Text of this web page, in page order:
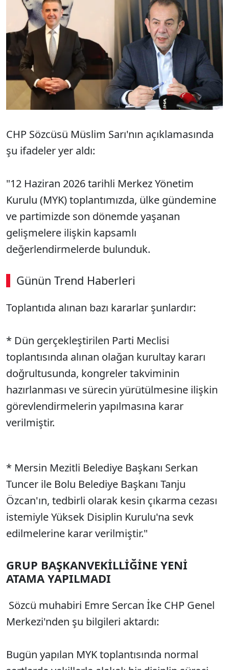
CHP Sözcüsü Müslim Sarı'nın açıklamasında
şu ifadeler yer aldı:
"12 Haziran 2026 tarihli Merkez Yönetim
Kurulu (MYK) toplantımızda, ülke gündemine
ve partimizde son dönemde yaşanan
gelişmelere ilişkin kapsamlı
değerlendirmelerde bulunduk.
Günün Trend Haberleri
Toplantıda alınan bazı kararlar şunlardır:
* Dün gerçekleştirilen Parti Meclisi
toplantısında alınan olağan kurultay kararı
doğrultusunda, kongreler takviminin
hazırlanması ve sürecin yürütülmesine ilişkin
görevlendirmelerin yapılmasına karar
verilmiştir.
* Mersin Mezitli Belediye Başkanı Serkan
Tuncer ile Bolu Belediye Başkanı Tanju
Özcan'ın, tedbirli olarak kesin çıkarma cezası
istemiyle Yüksek Disiplin Kurulu'na sevk
edilmelerine karar verilmiştir."
GRUP BAŞKANVEKİLLİĞİNE YENİ
ATAMA YAPILMADI
Sözcü muhabiri Emre Sercan İke CHP Genel
Merkezi'nden şu bilgileri aktardı:
Bugün yapılan MYK toplantısında normal